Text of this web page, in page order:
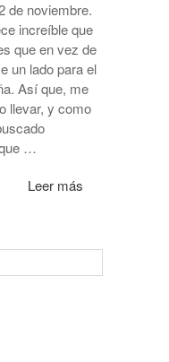
de noviembre.
increíble que
que en vez de
un lado para el
Así que, me
llevar, y como
…
Leer más